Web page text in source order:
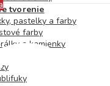
tvorenie
pastelky a farby
farby
a kamienky
sady